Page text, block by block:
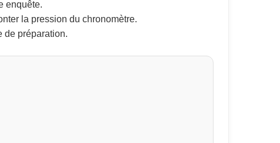
enquête.
la pression du chronomètre.
de préparation.